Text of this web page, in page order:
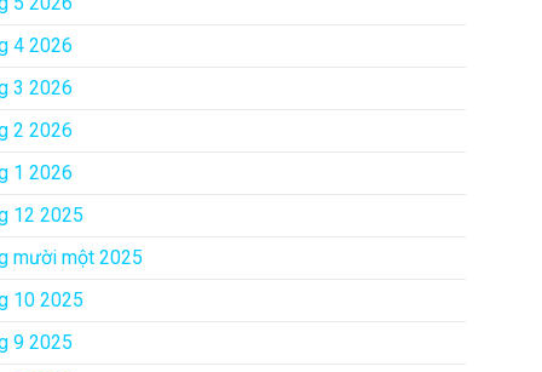
4 2026
3 2026
2 2026
1 2026
12 2025
mười một 2025
10 2025
9 2025